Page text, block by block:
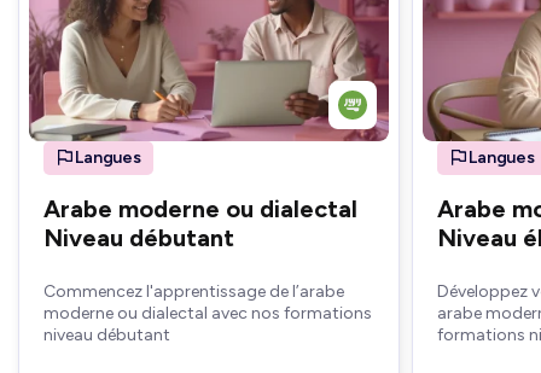
Langues
Arabe moderne ou dialectal
Niveau débutant
Commencez l'apprentissage de l’arabe
moderne ou dialectal avec nos formations
niveau débutant
Langues
Arabe
Niveau
Développez
arabe
formations